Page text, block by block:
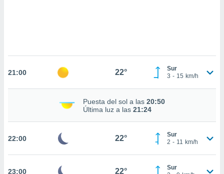
de
En
21:00 22°
Sur
3 - 15 km/h
Puesta del sol a las 20:50
Última luz a las 21:24
22:00 22°
Sur
2 - 11 km/h
23:00 22°
Sur